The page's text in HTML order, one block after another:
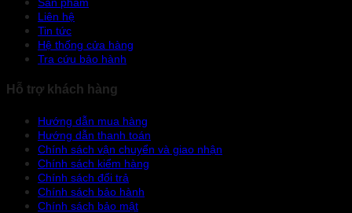
Liên hệ
Tin tức
Hệ thống cửa hàng
Tra cứu bảo hành
Hỗ trợ khách hàng
Hướng dẫn mua hàng
Hướng dẫn thanh toán
Chính sách vận chuyển và giao nhận
Chính sách kiểm hàng
Chính sách đổi trả
Chính sách bảo hành
Chính sách bảo mật